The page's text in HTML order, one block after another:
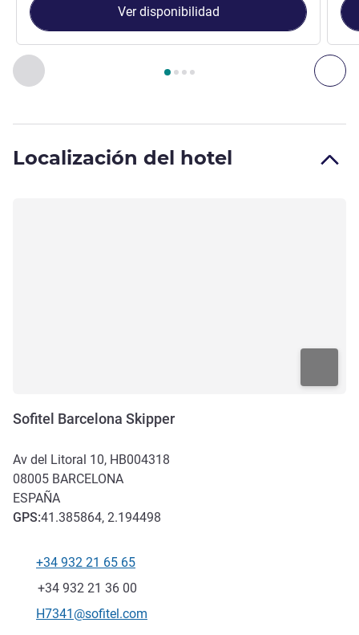
Anterior - Habitación
Página , Habitación 1 : Habitación Superior Vista
Ver disponibilidad
Localización del hotel
Sofitel Barcelona Skipper
Av del Litoral 10, HB004318
08005 BARCELONA
ESPAÑA
GPS:41.385864, 2.194498
Teléfono
+34 932 21 65 65
Fax
+34 932 21 36 00
Correo electrónico de contacto
H7341@sofitel.com